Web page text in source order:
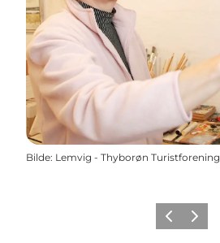
Bilde: Lemvig - Thyborøn Turistforening
ForrigeNeste